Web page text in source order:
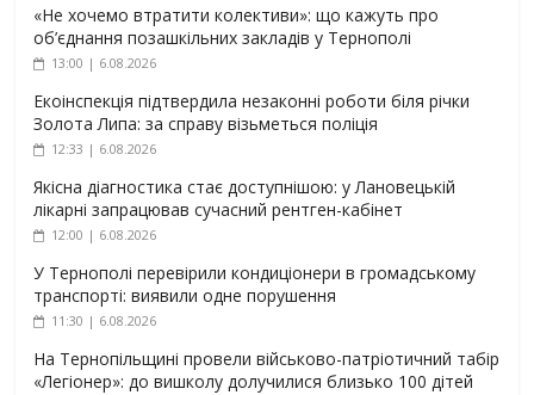
«Не хочемо втратити колективи»: що кажуть про
об’єднання позашкільних закладів у Тернополі
13:00 | 6.08.2026
Екоінспекція підтвердила незаконні роботи біля річки
Золота Липа: за справу візьметься поліція
12:33 | 6.08.2026
Якісна діагностика стає доступнішою: у Лановецькій
лікарні запрацював сучасний рентген-кабінет
12:00 | 6.08.2026
У Тернополі перевірили кондиціонери в громадському
транспорті: виявили одне порушення
11:30 | 6.08.2026
На Тернопільщині провели військово-патріотичний табір
«Легіонер»: до вишколу долучилися близько 100 дітей